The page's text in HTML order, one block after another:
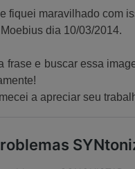
fiquei maravilhado com
dia 10/03/2014.
frase e buscar essa
a apreciar seu